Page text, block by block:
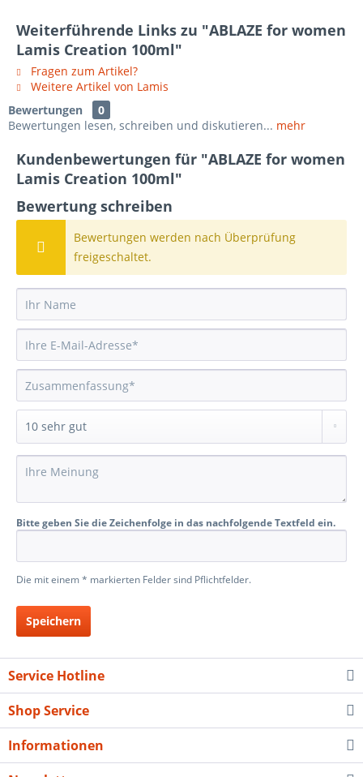
Weiterführende Links zu "ABLAZE for women
Lamis Creation 100ml"
Fragen zum Artikel?
Weitere Artikel von Lamis
Bewertungen
0
Bewertungen lesen, schreiben und diskutieren... mehr
Kundenbewertungen für "ABLAZE for women
Lamis Creation 100ml"
Bewertung schreiben
Bewertungen werden nach Überprüfung
freigeschaltet.
Bitte geben Sie die Zeichenfolge in das nachfolgende Textfeld ein.
Die mit einem * markierten Felder sind Pflichtfelder.
Speichern
Service Hotline
Shop Service
Informationen